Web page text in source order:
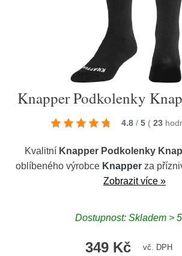
Knapper Podkolenky
4.8 / 5 ( 23
Kvalitní Knapper Podkolenky
oblíbeného výrobce Knapperza
Zobrazit více »
Dostupnost: Skladem >
349 Kč vč. DPH